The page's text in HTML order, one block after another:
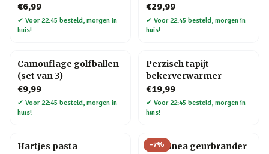
€6,99
✔ Voor 22:45 besteld, morgen in
huis!
€29,99
✔ Voor 22:45 besteld, morgen in
huis!
Camouflage golfballen
(set van 3)
€9,99
✔ Voor 22:45 besteld, morgen in
huis!
Perzisch tapijt
bekerverwarmer
€19,99
✔ Voor 22:45 besteld, morgen in
huis!
Hartjes pasta -7%
Chiminea geurbrander